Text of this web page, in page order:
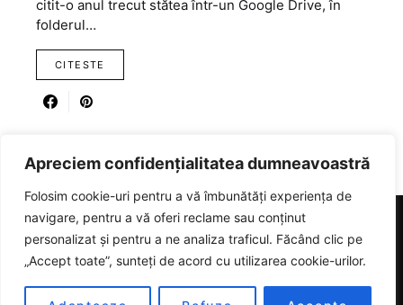
Apreciem confidențialitatea dumneavoastră
Folosim cookie-uri pentru a vă îmbunătăți experiența de
navigare, pentru a vă oferi reclame sau conținut
personalizat și pentru a ne analiza traficul. Făcând clic pe
„Accept toate”, sunteți de acord cu utilizarea cookie-urilor.
citit-o anul trecut stătea într-un Google Drive, în
folderul…
CITESTE
RICARTER